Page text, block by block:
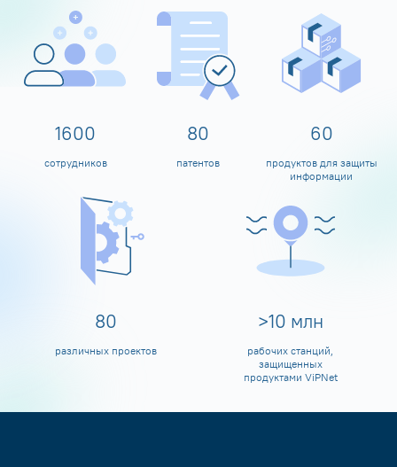
1600
сотрудников
80
патентов
60
продуктов для защиты
информации
80
различных проектов
>10 млн
рабочих станций,
защищенных
продуктами ViPNet